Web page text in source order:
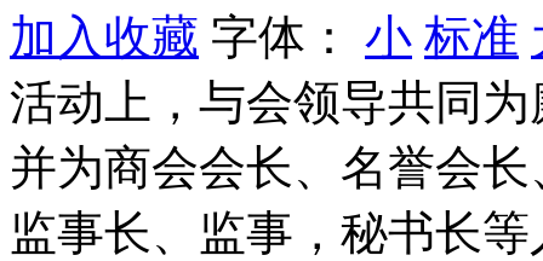
加入收藏 字体： 小 标准
活动上，与会领导共同
并为商会会长、名誉会
监事长、监事，秘书长